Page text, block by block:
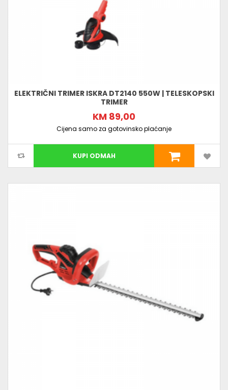
ELEKTRIČNI TRIMER ISKRA DT2140 550W | TELESKOPSKI
TRIMER
KM 89,00
Cijena samo za gotovinsko plaćanje
KUPI ODMAH